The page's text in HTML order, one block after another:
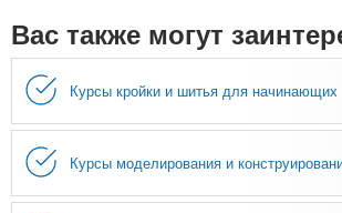
Вас также могут
Курсы кройки и шитья для начинающих
Курсы моделирования и